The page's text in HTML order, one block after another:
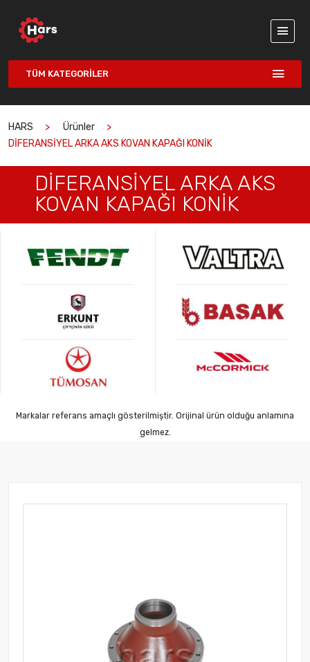
TÜM KATEGORILER
HARS
Ürünler
DİFERANSİYEL ARKA AKS KOVAN KAPAĞI KONİK
DİFERANSİYEL ARKA AKS
KOVAN KAPAĞI KONİK
Markalar referans amaçlı gösterilmiştir. Orijinal ürün olduğu anlamına
gelmez.